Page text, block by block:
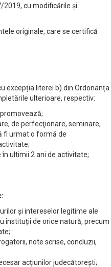
2019, cu modificările și
originale, care se certifică
excepția literei b) din Ordonanța
ulterioare, respectiv:
de perfecţionare, seminare,
fi urmat o formă de
ultimii 2 ani de activitate;
și intereselor legitime ale
instituții de orice natură, precum
note scrise, concluzii,
acțiunilor judecătorești;